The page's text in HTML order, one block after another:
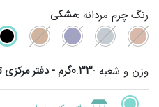
رنگ چرم مردانه :مشکی
وزن و شعبه :0.33گرم - دفتر مرکزی تهران